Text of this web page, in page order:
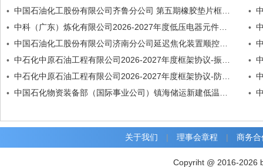
•
•
•
•
•
•
•
•
•
•
•
•
关于我们 | 理事会章程 | 商务合
Copyriht @ 2016-2026